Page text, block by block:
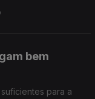
bem
para a